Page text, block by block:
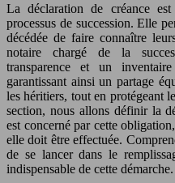
La déclaration de créance
processus de succession. Elle
décédée de faire connaître
notaire chargé de la
transparence et un
garantissant ainsi un partage
les héritiers, tout en protégeant
section, nous allons définir la
est concerné par cette
elle doit être effectuée.
de se lancer dans le
indispensable de cette démarche.